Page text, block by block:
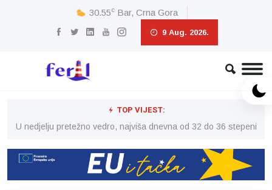
30.55c Bar, Crna Gora
9 Aug. 2026.
TOP VIJEST:
U nedjelju pretežno vedro, najviša dnevna od 32 do 36 stepeni